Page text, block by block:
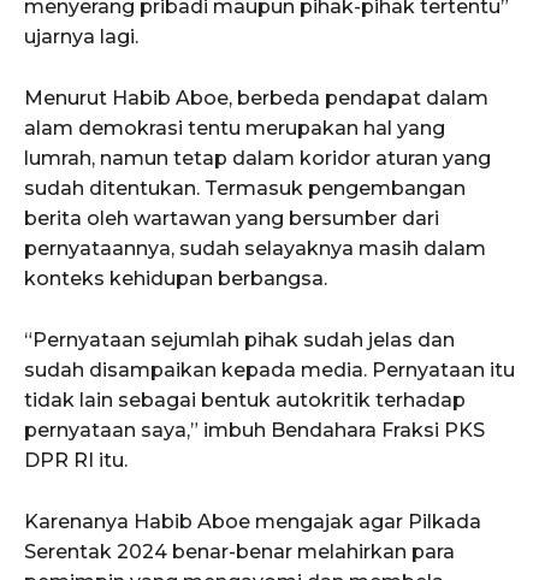
menyerang pribadi maupun pihak-pihak tertentu”
ujarnya lagi.
Menurut Habib Aboe, berbeda pendapat dalam
alam demokrasi tentu merupakan hal yang
lumrah, namun tetap dalam koridor aturan yang
sudah ditentukan. Termasuk pengembangan
berita oleh wartawan yang bersumber dari
pernyataannya, sudah selayaknya masih dalam
konteks kehidupan berbangsa.
“Pernyataan sejumlah pihak sudah jelas dan
sudah disampaikan kepada media. Pernyataan itu
tidak lain sebagai bentuk autokritik terhadap
pernyataan saya,” imbuh Bendahara Fraksi PKS
DPR RI itu.
Karenanya Habib Aboe mengajak agar Pilkada
Serentak 2024 benar-benar melahirkan para